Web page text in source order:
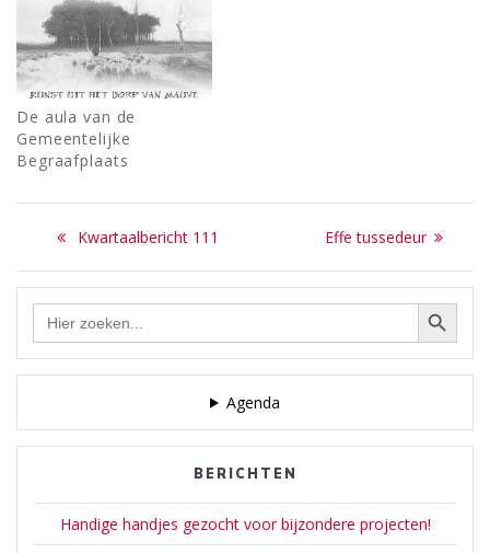
De aula van de
Gemeentelijke
Begraafplaats
Bericht
navigatie
Previous
Kwartaalbericht 111
Next
Effe tussedeur
Zoek Zoekknop
Agenda
BERICHTEN
Handige handjes gezocht voor bijzondere projecten!